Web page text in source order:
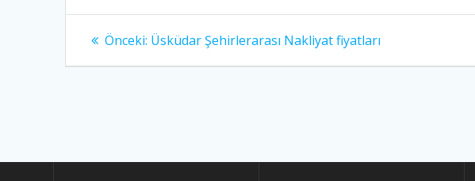
Yazı
dolaşımı
Önceki: Önceki
Üsküdar Şehirlerarası Nakliyat fiyatları